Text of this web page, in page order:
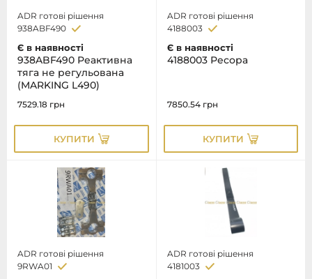
ADR готові рішення
938ABF490
Є в наявності
938ABF490 Реактивна
тяга не регульована
(MARKING L490)
7529.18 грн
КУПИТИ
ADR готові рішення
4188003
Є в наявності
4188003 Ресора
7850.54 грн
КУПИТИ
ADR готові рішення
9RWA01
ADR готові рішення
4181003